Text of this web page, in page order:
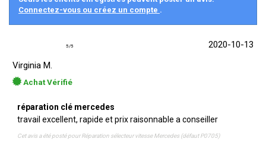
Connectez-vous ou créez un compte .
5/5
2020-10-13
Virginia M.
Achat Vérifié
réparation clé mercedes
travail excellent, rapide et prix raisonnable a conseiller
Cet avis a été posté pourRéparation sélecteur vitesse Mercedes (défaut P0705)